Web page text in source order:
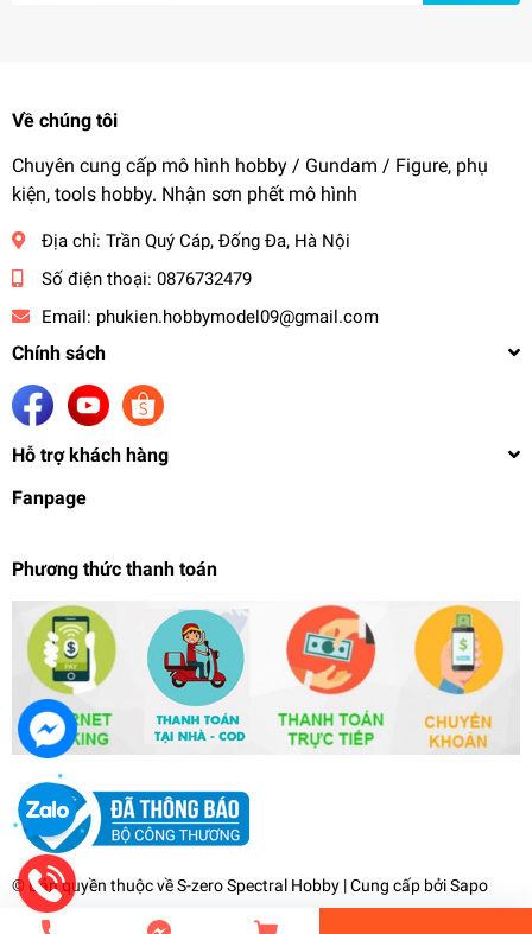
Về chúng tôi
Chuyên cung cấp mô hình hobby / Gundam / Figure, phụ
kiện, tools hobby. Nhận sơn phết mô hình
Địa chỉ: Trần Quý Cáp, Đống Đa, Hà Nội
Số điện thoại: 0876732479
Email: phukien.hobbymodel09@gmail.com
Chính sách
Hỗ trợ khách hàng
Fanpage
Phương thức thanh toán
© Bản quyền thuộc vềS-zero Spectral Hobby | Cung cấp bởiSapo
Sơn mô hình Jumpwind MEKA Color MC81-100
60.000₫
undefined
Tiến Hành Thanh Toán